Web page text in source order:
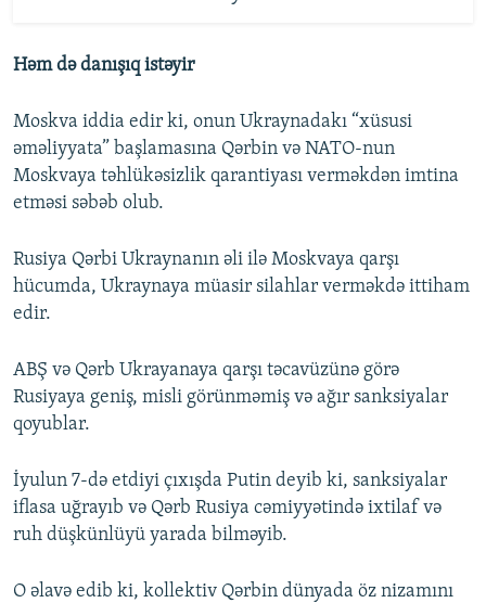
Həm də danışıq istəyir
Moskva iddia edir ki, onun Ukraynadakı “xüsusi
əməliyyata” başlamasına Qərbin və NATO-nun
Moskvaya təhlükəsizlik qarantiyası verməkdən imtina
etməsi səbəb olub.
Rusiya Qərbi Ukraynanın əli ilə Moskvaya qarşı
hücumda, Ukraynaya müasir silahlar verməkdə ittiham
edir.
ABŞ və Qərb Ukrayanaya qarşı təcavüzünə görə
Rusiyaya geniş, misli görünməmiş və ağır sanksiyalar
qoyublar.
İyulun 7-də etdiyi çıxışda Putin deyib ki, sanksiyalar
iflasa uğrayıb və Qərb Rusiya cəmiyyətində ixtilaf və
ruh düşkünlüyü yarada bilməyib.
O əlavə edib ki, kollektiv Qərbin dünyada öz nizamını